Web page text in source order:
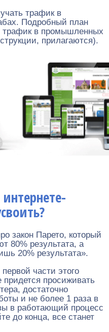
трафик в
Подробный план
трафик в промышленных
прилагаются).
закон Парето, который
80% результата, а
20% результата».
части этого
просиживать
достаточно
и не более 1 раза в
в работающий процесс
до конца, все станет